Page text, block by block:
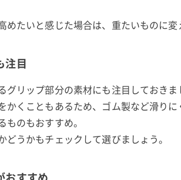
めたいと感じた場合は、重たいものに変
注目
グリップ部分の素材にも注目しておきま
かくこともあるため、ゴム製など滑りに
のもおすすめ。
どうかもチェックして選びましょう。